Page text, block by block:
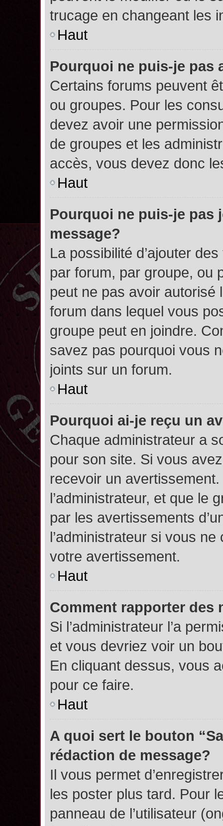
trucage en changeant les
Haut
Pourquoi ne puis-je pas
Certains forums peuvent
ou groupes. Pour les
devez avoir une
de groupes et les
accès, vous devez donc
Haut
Pourquoi ne puis-je pas
message?
La possibilité d’ajouter
par forum, par groupe, ou
peut ne pas avoir autorisé
forum dans lequel vous
groupe peut en joindre.
savez pas pourquoi vous
joints sur un forum.
Haut
Pourquoi ai-je reçu un
Chaque administrateur a
pour son site. Si vous
recevoir un
l’administrateur, et que le
par les avertissements
l’administrateur si vous
votre avertissement.
Haut
Comment rapporter des
Si l’administrateur l’a
et vous devriez voir un
En cliquant dessus, vous
pour ce faire.
Haut
A quoi sert le bouton
rédaction de message?
Il vous permet
les poster plus tard. Pour
panneau de l’utilisateur